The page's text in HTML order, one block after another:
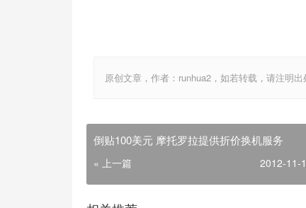
原创文章，作者：runhua2，如若转载，请注明
倒贴100美元 摩托罗拉提供折价换机服务
« 上一篇 2012-11-